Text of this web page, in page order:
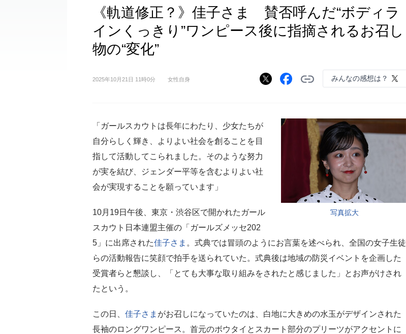
《軌道修正？》佳子さま 賛否呼んだ“ボディラ
インくっきり”ワンピース後に指摘されるお召し
物の“変化”
2025年10月21日 11時0分 女性自身 みんなの感想は？
写真拡大
「ガールスカウトは長年にわたり、少女たちが
自分らしく輝き、よりよい社会を創ることを目
指して活動してこられました。そのような努力
が実を結び、ジェンダー平等を含むよりよい社
会が実現することを願っています」
10月19日午後、東京・渋谷区で開かれたガール
スカウト日本連盟主催の「ガールズメッセ202
5」に出席された佳子さま 。式典では冒頭のようにお言葉を述べられ、全国の女子生徒
らの活動報告に笑顔で拍手を送られていた。式典後は地域の防災イベントを企画した
受賞者らと懇談し、「とても大事な取り組みをされたと感じました」とお声がけされ
たという。
この日、 佳子さま がお召しになっていたのは、白地に大きめの水玉がデザインされた
長袖のロングワンピース。首元のボウタイとスカート部分のプリーツがアクセントに